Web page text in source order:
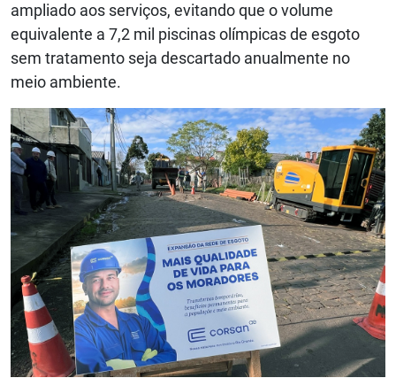
ampliado aos serviços, evitando que o volume
equivalente a 7,2 mil piscinas olímpicas de esgoto
sem tratamento seja descartado anualmente no
meio ambiente.